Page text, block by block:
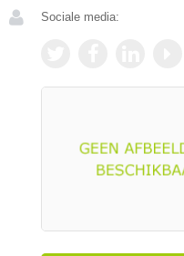
Sociale media: